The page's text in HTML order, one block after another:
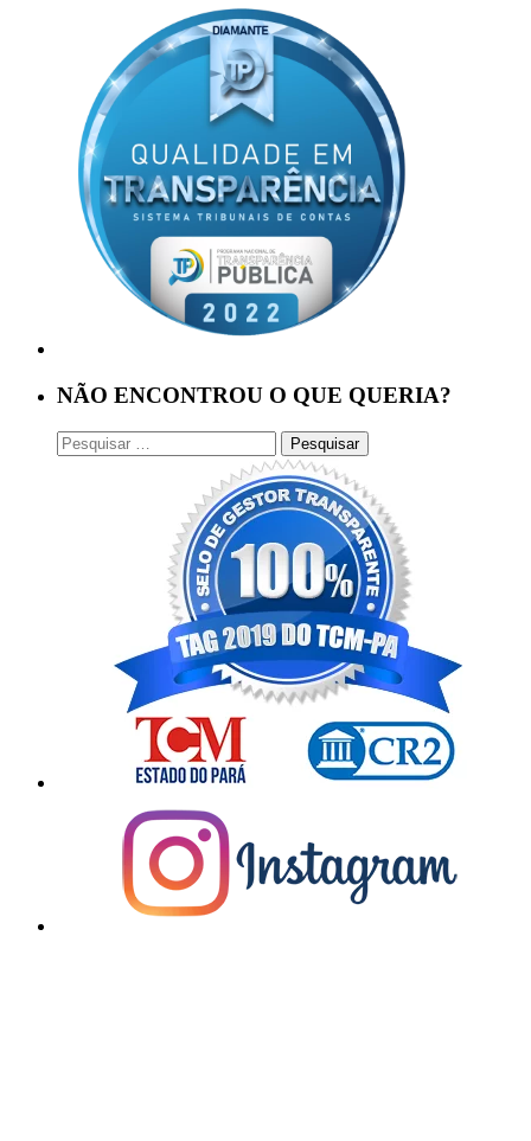
NÃO ENCONTROU O QUE QUERIA?
Pesquisar
por: